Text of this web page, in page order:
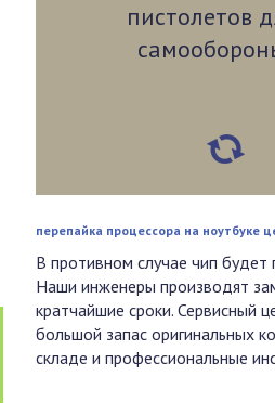
пистолетов
перепайка процессора на ноутбуке
В противном случае чип будет
Наши инженеры производят
кратчайшие сроки. Сервисный
большой запас оригинальных
складе и профессиональные